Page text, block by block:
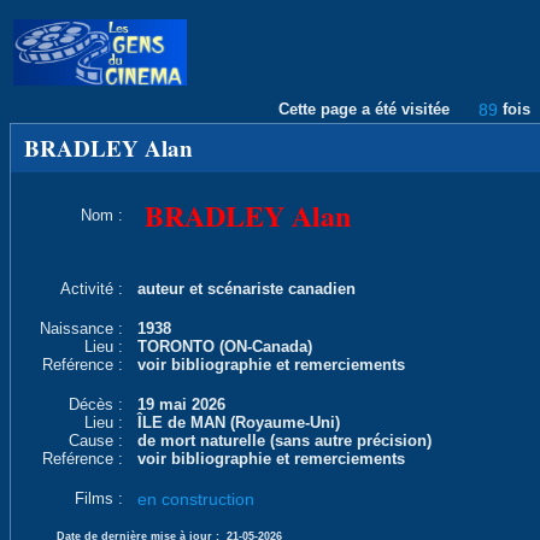
Cette page a été visitée 89 fois
BRADLEY Alan
Nom : BRADLEY Alan
Activité : auteur et scénariste canadien
Naissance :
1938
Lieu :
TORONTO (ON-Canada)
Reférence :
voir bibliographie et remerciements
Décès :
19 mai 2026
Lieu :
ÎLE de MAN (Royaume-Uni)
Cause :
de mort naturelle (sans autre précision)
Reférence :
voir bibliographie et remerciements
Films : en construction
Date de dernière mise à jour : 21-05-2026